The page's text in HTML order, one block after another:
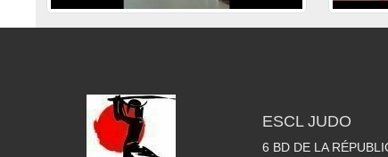
ESCL JUDO
6 BD DE LA